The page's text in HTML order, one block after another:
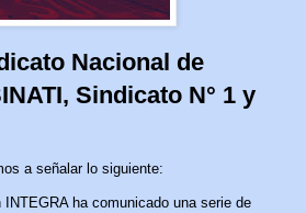
Nacional de
Sindicato N° 1 y
a señalar lo siguiente:
ha comunicado una serie de